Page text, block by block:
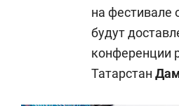
на фестивале
будут
конференции
Татарстан
Рекомендуем
Как ГК «МИР ГРУПП» и
создают оазис жилого